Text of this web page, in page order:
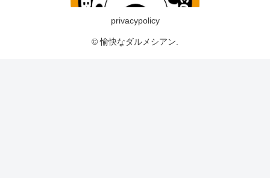
privacypolicy
© 愉快なダルメシアン.